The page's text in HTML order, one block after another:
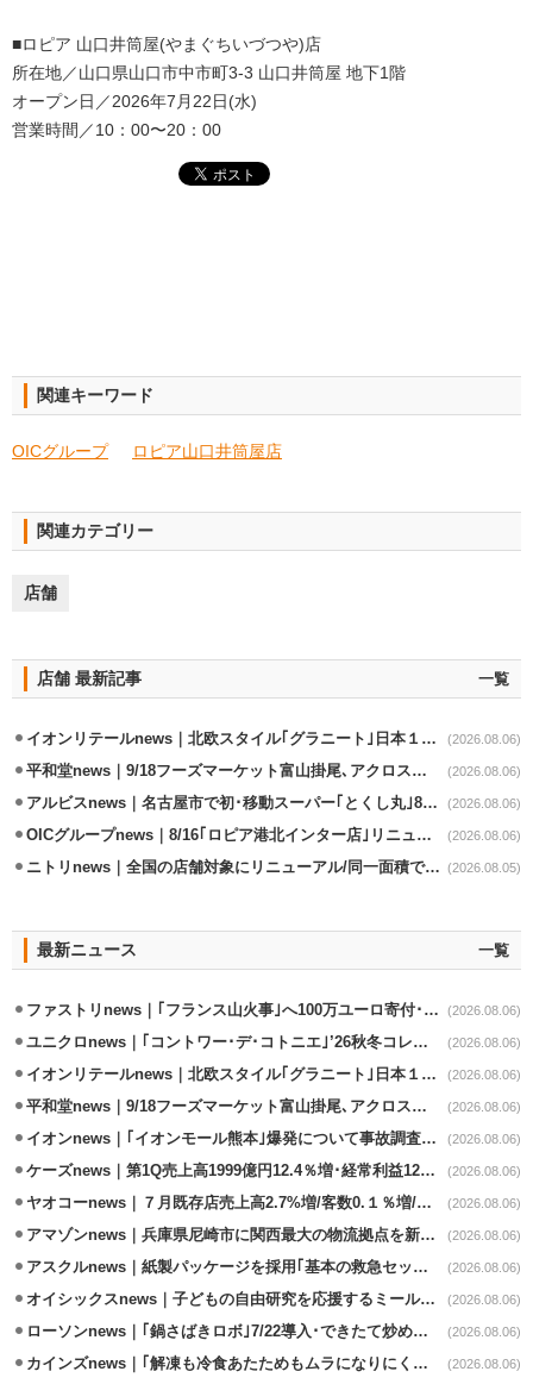
■ロピア 山口井筒屋(やまぐちいづつや)店
所在地／山口県山口市中市町3-3 山口井筒屋 地下1階
オープン日／2026年7月22日(水)
営業時間／10：00〜20：00
関連キーワード
OICグループ ロピア山口井筒屋店
関連カテゴリー
店舗
店舗 最新記事 一覧
イオンリテールnews｜北欧スタイル｢グラニート｣日本１号店を自由が丘に開業 (2026.08.06)
平和堂news｜9/18フーズマーケット富山掛尾､アクロスプラザ内に出店 (2026.08.06)
アルビスnews｜名古屋市で初･移動スーパー｢とくし丸｣8/4運行開始 (2026.08.06)
OICグループnews｜8/16｢ロピア港北インター店｣リニューアル/食品売場拡大 (2026.08.06)
ニトリnews｜全国の店舗対象にリニューアル/同一面積で品揃え24％拡大 (2026.08.05)
最新ニュース 一覧
ファストリnews｜｢フランス山火事｣へ100万ユーロ寄付･衣料5万点も提供 (2026.08.06)
ユニクロnews｜｢コントワー･デ･コトニエ｣’26秋冬コレクション8/28発売 (2026.08.06)
イオンリテールnews｜北欧スタイル｢グラニート｣日本１号店を自由が丘に開業 (2026.08.06)
平和堂news｜9/18フーズマーケット富山掛尾､アクロスプラザ内に出店 (2026.08.06)
イオンnews｜｢イオンモール熊本｣爆発について事故調査委員会設置 (2026.08.06)
ケーズnews｜第1Q売上高1999億円12.4％増･経常利益125.0%増 (2026.08.06)
ヤオコーnews｜７月既存店売上高2.7%増/客数0.１％増/客単価2.6％増 (2026.08.06)
アマゾンnews｜兵庫県尼崎市に関西最大の物流拠点を新設・市内2拠点目 (2026.08.06)
アスクルnews｜紙製パッケージを採用｢基本の救急セット｣8/5発売 (2026.08.06)
オイシックスnews｜子どもの自由研究を応援するミールキット8/6発売 (2026.08.06)
ローソンnews｜｢鍋さばきロボ｣7/22導入･できたて炒めメニューを提供 (2026.08.06)
カインズnews｜｢解凍も冷食あたためもムラになりにくいフラットレンジ｣発売 (2026.08.06)